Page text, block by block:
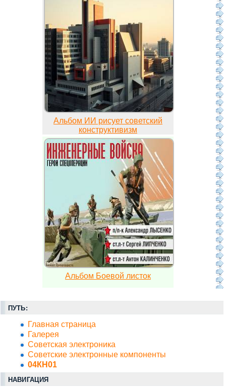
Альбом ИИ рисует советский
конструктивизм
Альбом Боевой листок
ПУТЬ:
Главная страница
Галерея
Советская электроника
Советские электронные компоненты
04КН01
НАВИГАЦИЯ